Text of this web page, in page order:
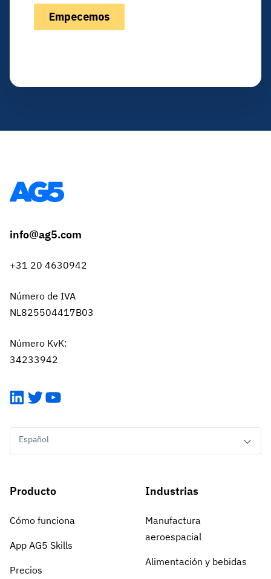
info@ag5.com
+31 20 4630942
Número de IVA
NL825504417B03
Número KvK:
34233942
LinkedIn
TwitterYouTube
Español
Producto
Cómo funciona
App AG5 Skills
Precios
Industrias
Manufactura
aeroespacial
Alimentación y bebidas